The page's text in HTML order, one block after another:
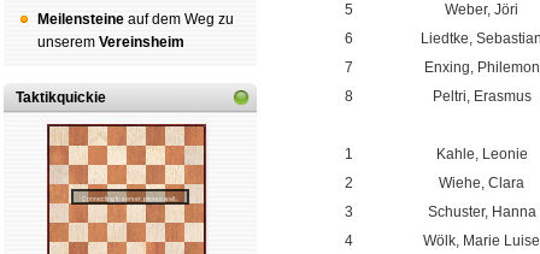
Mei­len­stei­ne auf dem Weg zu
un­se­rem Ver­eins­heim
Taktikquickie
5
Weber, Jöri
6
Liedtke,
7
Enxing, Philemon
8
Peltri, Erasmus
1
Kahle, Leonie
2
Wiehe, Clara
3
Schuster, Hanna
4
Wölk, Marie Luise